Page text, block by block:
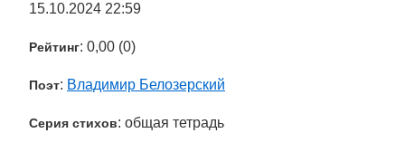
15.10.2024 22:59
Рейтинг: 0,00 (0)
Поэт: Владимир Белозерский
Серия стихов: общая тетрадь